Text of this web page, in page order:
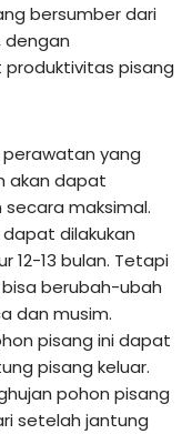
bersumber dari
dengan
pisang
yang
akan dapat
maksimal.
dilakukan
12-13 bulan. Tetapi
berubah-ubah
dan musim.
pisang ini dapat
pisang keluar.
pohon pisang
setelah jantung